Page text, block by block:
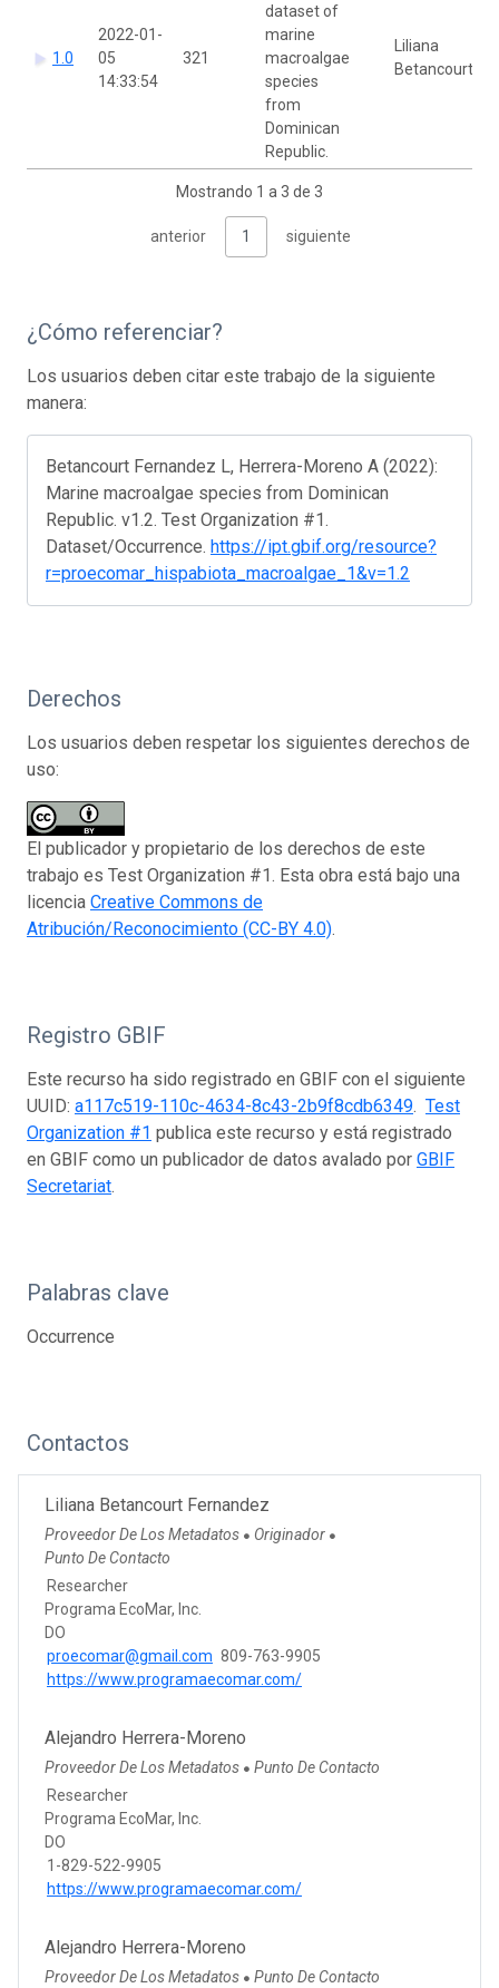
1.0
2022-01-
05
14:33:54
321
dataset of
marine
macroalgae
species
from
Dominican
Republic.
Liliana
Betancourt
Mostrando 1 a 3 de 3
anterior 1 siguiente
¿Cómo referenciar?
Los usuarios deben citar este trabajo de la siguiente
manera:
Betancourt Fernandez L, Herrera-Moreno A (2022):
Marine macroalgae species from Dominican
Republic. v1.2. Test Organization #1.
Dataset/Occurrence. https://ipt.gbif.org/resource?
r=proecomar_hispabiota_macroalgae_1&v=1.2
Derechos
Los usuarios deben respetar los siguientes derechos de
uso:
El publicador y propietario de los derechos de este
trabajo es Test Organization #1. Esta obra está bajo una
licencia Creative Commons de
Atribución/Reconocimiento (CC-BY 4.0).
Registro GBIF
Este recurso ha sido registrado en GBIF con el siguiente
UUID: a117c519-110c-4634-8c43-2b9f8cdb6349. Test
Organization #1 publica este recurso y está registrado
en GBIF como un publicador de datos avalado por GBIF
Secretariat.
Palabras clave
Occurrence
Contactos
Liliana Betancourt Fernandez
Proveedor De Los Metadatos ● Originador ●
Punto De Contacto
Researcher
Programa EcoMar, Inc.
DO
proecomar@gmail.com 809-763-9905
https://www.programaecomar.com/
Alejandro Herrera-Moreno
Proveedor De Los Metadatos ● Punto De Contacto
Researcher
Programa EcoMar, Inc.
DO
1-829-522-9905
https://www.programaecomar.com/
Alejandro Herrera-Moreno
Proveedor De Los Metadatos ● Punto De Contacto